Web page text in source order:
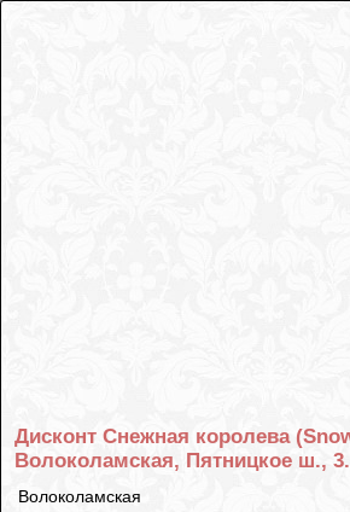
Дисконт Снежная королева
Волоколамская, Пятницкое ш.,
Волоколамская